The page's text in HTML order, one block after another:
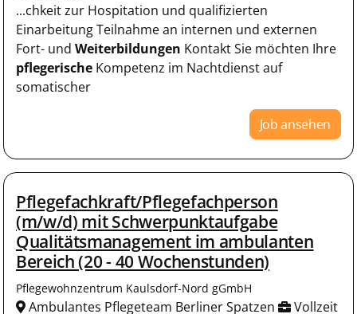
...chkeit zur Hospitation und qualifizierten
Einarbeitung Teilnahme an internen und externen
Fort- und Weiterbildungen Kontakt Sie möchten Ihre
pflegerische Kompetenz im Nachtdienst auf
somatischer
Job ansehen
Pflegefachkraft/Pflegefachperson
(m/w/d) mit Schwerpunktaufgabe
Qualitätsmanagement im ambulanten
Bereich (20 - 40 Wochenstunden)
Pflegewohnzentrum Kaulsdorf-Nord gGmbH
Ambulantes Pflegeteam Berliner Spatzen Vollzeit